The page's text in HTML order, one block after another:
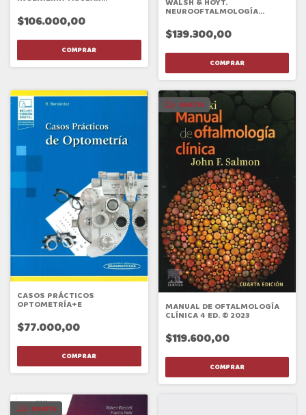
$106.000,00
WALSH & HOYT.
NEUROOFTALMOLOGÍA
$139.300,00
CASOS PRÁCTICOS
OPTOMETRÍA+E
$77.000,00
GRATIS
MANUAL DE OFTALMOLOGÍA
CLÍNICA 4 ED. © 2023
$119.600,00
GRATIS